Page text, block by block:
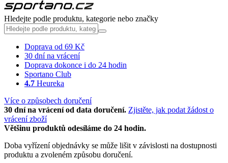
Hledejte podle produktu, kategorie nebo značky
Doprava od 69 Kč
30 dní na vrácení
Doprava dokonce i do 24 hodin
Sportano Club
4.7 Heureka
Více o způsobech doručení
30 dní na vrácení od data doručení. Zjistěte, jak podat žádost o
vrácení zboží
Většinu produktů odesíláme do 24 hodin.
Doba vyřízení objednávky se může lišit v závislosti na dostupnosti
produktu a zvoleném způsobu doručení.